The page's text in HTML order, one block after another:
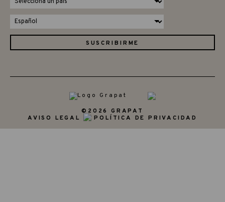
©2026 GRAPAT
AVISO LEGAL
POLÍTICA DE PRIVACIDAD